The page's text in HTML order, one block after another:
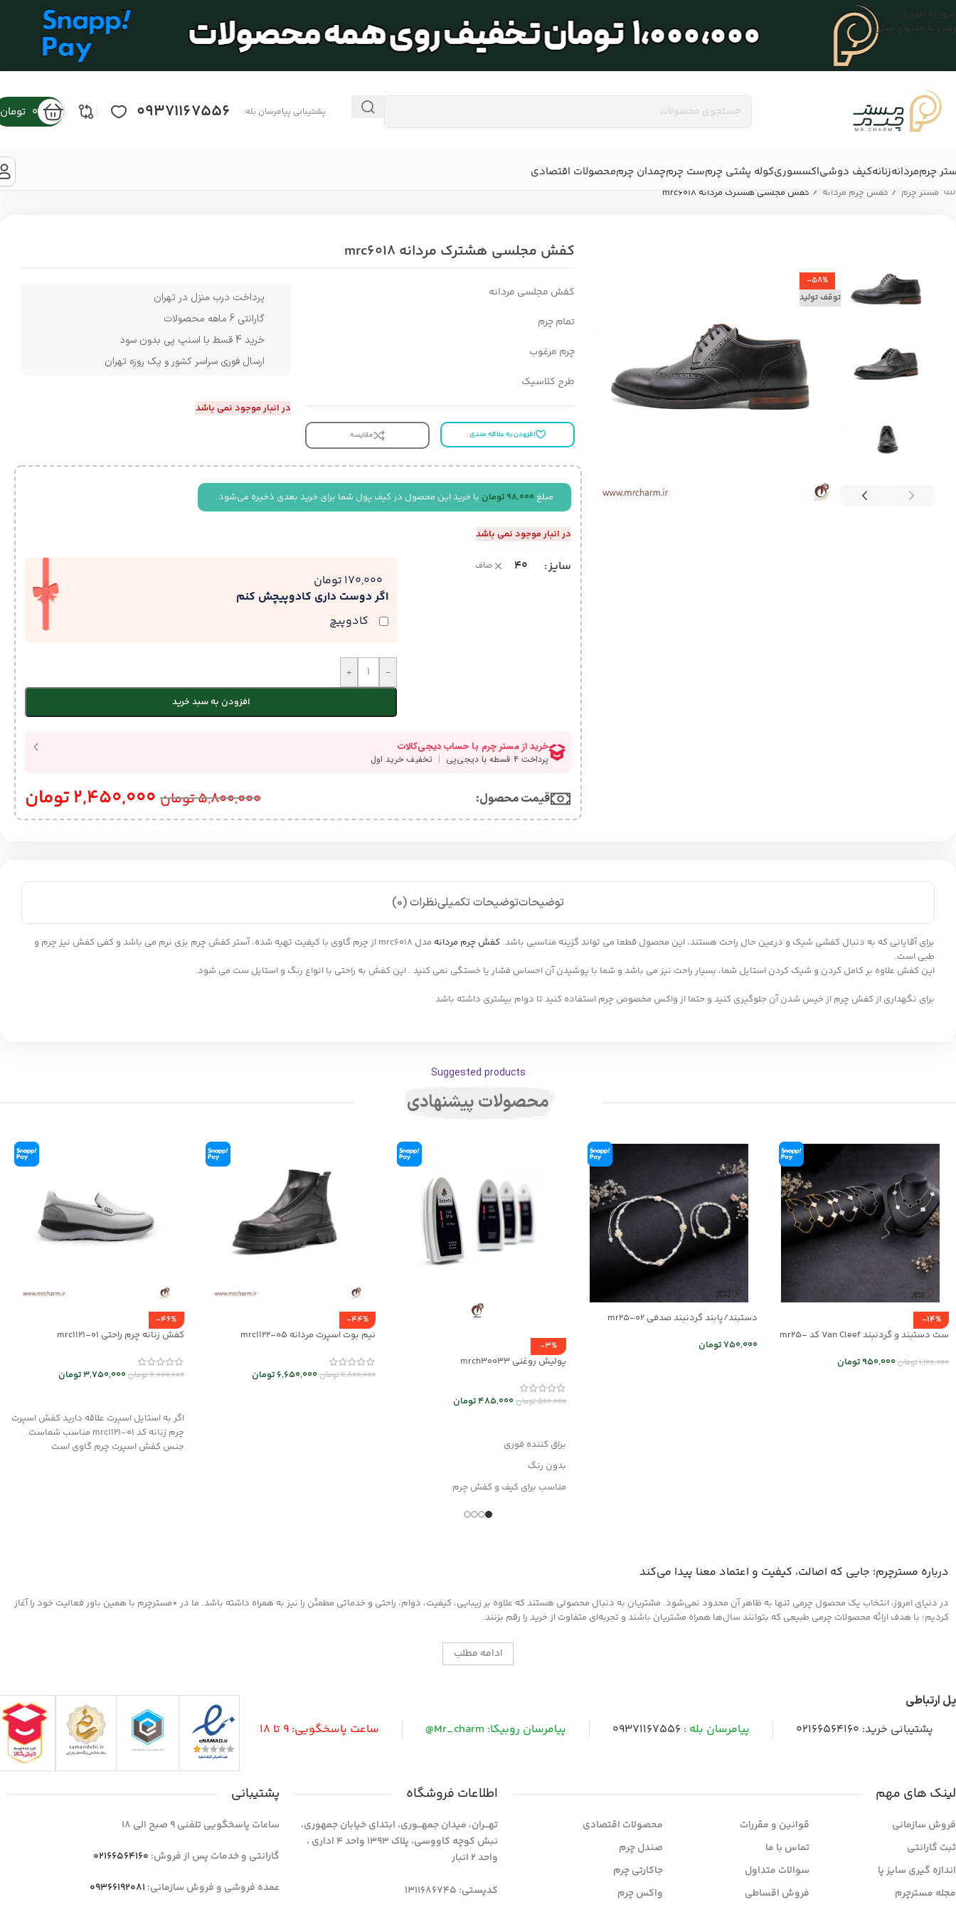
عبور به ناوبری
رفتن به محتوای اصلی
پشتیبانی پیامرسان بله: 09371167556
0 تومان
چرممردانهزنانهکیف دوشیاکسسوریکوله پشتی چرمست چرمچمدان چرممحصولات اقتصادی
مستر چرم / کفش چرم مردانه / کفش مجلسی هشترک مردانه mrc6018
-58%
توقف تولید
کفش مجلسی هشترک مردانه mrc6018
کفش مجلسی مردانه
تمام چرم
چرم مرغوب
طرح کلاسیک
افزودن به علاقه مندی مقایسه
پرداخت درب منزل در تهران
گارانتی 6 ماهه محصولات
خرید 4 قسط با اسنپ پی بدون سود
ارسال فوری سراسر کشور و یک روزه تهران
در انبار موجود نمی باشد
مبلغ 98,000 تومان با خرید این محصول در کیف پول شما برای خرید بعدی ذخیره می‌شود.
در انبار موجود نمی باشد
سایز 40 صاف
اگر دوست داری کادوپیچش کنم
کادوپیچ
170,000 تومان
-
+
افزودن به سبد خرید
قیمت محصول:​ 5,800,000تومان 2,450,000تومان
توضیحاتتوضیحات تکمیلینظرات (0)
برای آقایانی که به دنبال کفشی شیک و درعین حال راحت هستند، این محصول قطعا می تواند گزینه مناسبی باشد. کفش چرم مردانه
مدل mrc6018 از چرم گاوی با کیفیت تهیه شده، آستر کفش چرم بزی نرم می باشد و کفی کفش نیز چرم و
طبی است.
این کفش علاوه بر کامل کردن و شیک کردن استایل شما، بسیار راحت نیز می باشد و شما با پوشیدن آن احساس فشار یا خستگی نمی کنید . این کفش به راحتی با انواع رنگ و استایل ست می شود.
برای نگهداری از کفش چرم از خیس شدن آن جلوگیری کنید و حتما از واکس مخصوص چرم استفاده کنید تا دوام بیشتری داشته باشد
Suggested products
محصولات پیشنهادی
-14%
ست دستبند و گردنبند Van Cleef کد mr25-
1,100,000تومان950,000تومان
دستبند/پابند گردنبند صدفی mr25-02
750,000تومان
-3%
پولیش روغنی mrch30033
500,000تومان485,000تومان
براق کننده فوری
بدون رنگ
مناسب برای کیف و کفش چرم
وانواع محصولات چرم مصنوعی
-44%
نیم بوت اسپرت مردانه mrc1122-05
11,800,000تومان6,650,000 تومان
-46%
کفش زنانه چرم راحتی mrc1121-01
7,000,000تومان3,750,000تومان
اگر به استایل اسپرت علاقه دارید کفش اسپرت
چرم زنانه کد mrc1121-01 مناسب شماست.
جنس کفش اسپرت چرم گاوی است
درباره مسترچرم؛ جایی که اصالت، کیفیت و اعتماد معنا پیدا می‌کند
در دنیای امروز، انتخاب یک محصول چرمی تنها به ظاهر آن محدود نمی‌شود. مشتریان به دنبال محصولی هستند که علاوه بر زیبایی، کیفیت، دوام، راحتی و خدماتی مطمئن را نیز به همراه داشته باشد. ما در *مسترچرم با همین باور فعالیت خود را آغاز
کردیم؛ با هدف ارائه محصولات چرمی طبیعی که بتوانند سال‌ها همراه مشتریان باشند و تجربه‌ای متفاوت از خرید را رقم بزنند.
ادامه مطلب
پل ارتباطی
پشتیبانی خرید: 02166564160 پیامرسان بله : 09371167556 پیامرسان روبیکا: Mr_charm@ ساعت پاسخگویی: 9 تا 18
لینک های مهم
فروش سازمانی
ثبت گارانتی
اندازه گیری سایز پا
مجله مسترچرم
قوانین و مقررات
تماس با ما
سوالات متداول
فروش اقساطی
محصولات اقتصادی
صندل چرم
جاکارتی چرم
واکس چرم
اطلاعات فروشگاه
تهـــران، میدان جمهـــوری، ابتدای خیابان جمهوری،
نبش کوچه کاووسی، پلاک 1393 واحد 4 اداری ،
واحد 2 انبار
کدپستی: 1311686745
پشتیبانی
ساعات پاسخگویی تلفنی 9 صبح الی 18
گارانتی و خدمات پس از فروش: 02166564160
عمده فروشی و فروش سازمانی: 09366192081